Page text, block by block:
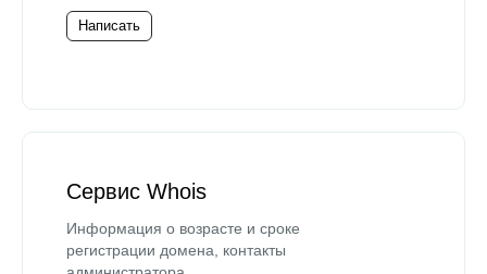
Написать
Сервис Whois
Информация о возрасте и сроке
регистрации домена, контакты